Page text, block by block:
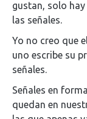
gustan, solo
las señales.
Yo no creo que
uno escribe su
señales.
Señales en
quedan en